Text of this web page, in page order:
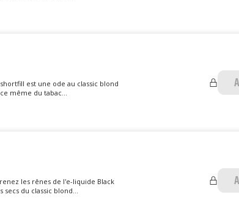
est une ode au classic blond
même du tabac...
les rênes de l'e-liquide Black
du classic blond...